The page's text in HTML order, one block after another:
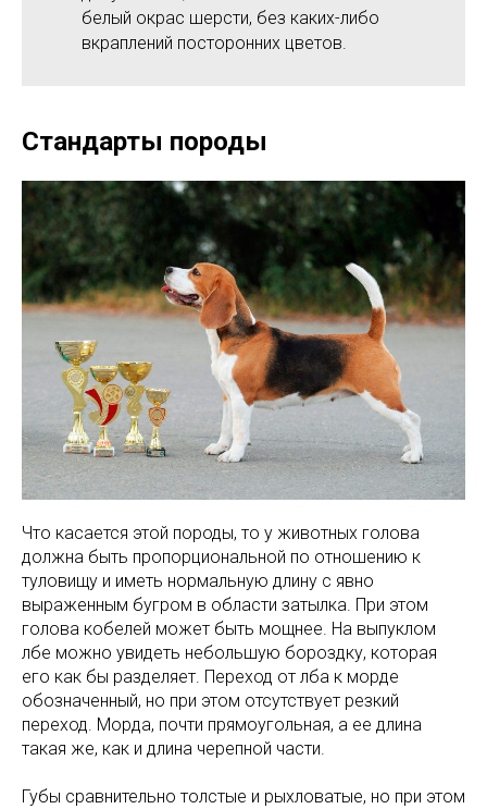
белый окрас шерсти, без каких-либо
вкраплений посторонних цветов.
Стандарты породы
Что касается этой породы, то у животных голова
должна быть пропорциональной по отношению к
туловищу и иметь нормальную длину с явно
выраженным бугром в области затылка. При этом
голова кобелей может быть мощнее. На выпуклом
лбе можно увидеть небольшую бороздку, которая
его как бы разделяет. Переход от лба к морде
обозначенный, но при этом отсутствует резкий
переход. Морда, почти прямоугольная, а ее длина
такая же, как и длина черепной части.
Губы сравнительно толстые и рыхловатые, но при этом